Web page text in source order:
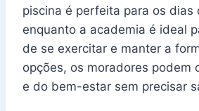
piscina é perfeita para os dias
enquanto a academia é ideal
de se exercitar e manter a
opções, os moradores podem
e do bem-estar sem precisar